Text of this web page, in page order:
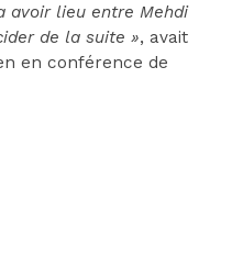
avoir lieu entre Mehdi
de la suite », avait
en conférence de